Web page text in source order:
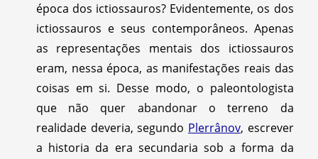
época dos ictiossauros? Evidentemente, os dos
ictiossauros e seus contemporâneos. Apenas
as representações mentais dos ictiossauros
eram, nessa época, as manifestações reais das
coisas em si. Desse modo, o paleontologista
que não quer abandonar o terreno da
realidade deveria, segundo Plerrânov, escrever
a historia da era secundaria sob a forma da